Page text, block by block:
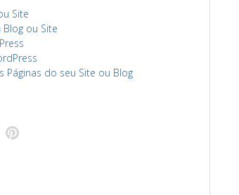
Site
ou Site
Páginas do seu Site ou Blog